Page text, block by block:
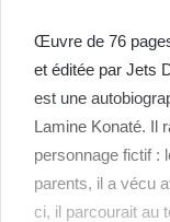
Œuvre de 76
et éditée par Jets
est une
Lamine Konaté. Il
personnage fictif :
parents, il a vécu
ci, il parcourait au